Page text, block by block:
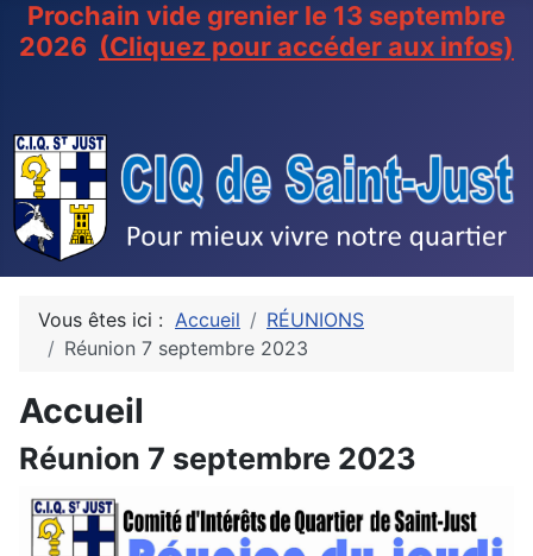
Prochain vide grenier le 13 septembre
2026 (Cliquez pour accéder aux infos)
Vous êtes ici : Accueil
RÉUNIONS
Réunion 7 septembre 2023
Accueil
Réunion 7 septembre 2023